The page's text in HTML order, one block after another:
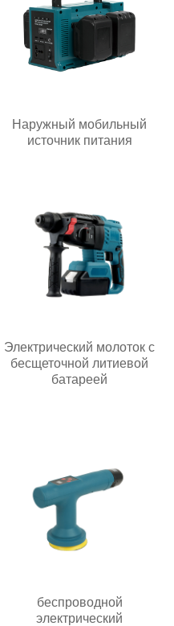
Наружный мобильный
источник питания
Электрический молоток с
бесщеточной литиевой
батареей
беспроводной
электрический